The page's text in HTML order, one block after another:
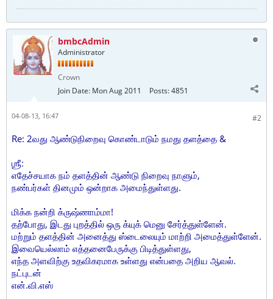
bmbcAdmin
Administrator
Crown
Join Date: Mon Aug 2011 Posts:4851
#2
04-08-13, 16:47
Re: 2வது ஆண்டுநிறைவு கொண்டாடும் நமது தளத்தை &
ஶ்ரீ:
எதேச்சயாக நம் தளத்தின் ஆண்டு நிறைவு நாளும்,
நண்பர்கள் தினமும் ஒன்றாக அமைந்துள்ளது.
மிக்க நன்றி க்ருஷ்ணாம்மா!
தற்போது, இடது புறத்தில் ஒரு க்யுக் மெனு சேர்த்துள்ளேன்.
மற்றும் தளத்தின் அனைத்து ஸ்டைலையும் மாற்றி அமைத்துள்ளேன்.
இவையெல்லாம் எத்தனைபேருக்கு பிடித்துள்ளது,
எந்த அளவிற்கு உதவிகரமாக உள்ளது என்பதை அறிய ஆவல்.
நட்புடன்
என்.வி.எஸ்